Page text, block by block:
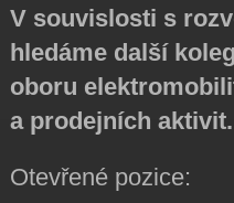
V souvislosti s
hledáme další
oboru
a prodejních aktivit.
Otevřené pozice: